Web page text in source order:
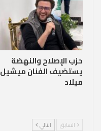
حزب الإصلاح والنهضة
يستضيف الفنان ميشيل
ميلاد
السابق التالي